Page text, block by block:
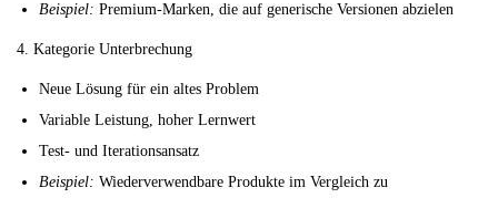
Beispiel: Premium-Marken, die auf generische Versionen abzielen
4. Kategorie Unterbrechung
Neue Lösung für ein altes Problem
Variable Leistung, hoher Lernwert
Test- und Iterationsansatz
Beispiel: Wiederverwendbare Produkte im Vergleich zu